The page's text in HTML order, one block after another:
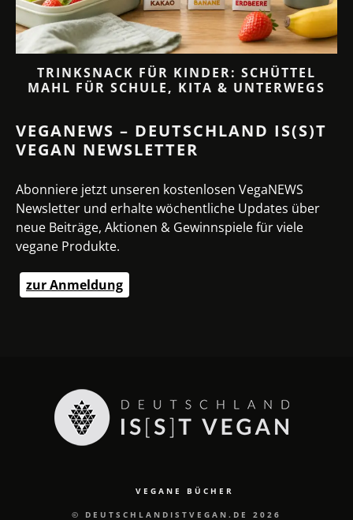
TRINKSNACK FÜR KINDER: SCHÜTTEL
MAHL FÜR SCHULE, KITA & UNTERWEGS
VEGANEWS – DEUTSCHLAND IS(S)T
VEGAN NEWSLETTER
Abonniere jetzt unseren kostenlosen VegaNEWS
Newsletter und erhalte wöchentliche Updates über
neue Beiträge, Aktionen & Gewinnspiele für viele
vegane Produkte.
zur Anmeldung
VEGANE BÜCHER
© DEUTSCHLANDISTVEGAN.DE 2026